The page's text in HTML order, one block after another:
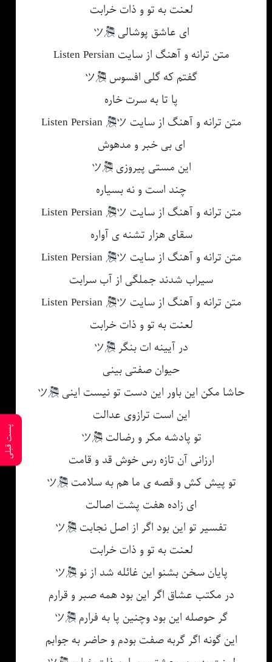
پست قبلی
لعنت به تو و ذات خرابت
ای عاشق پوشالی 🎘ツ
متن ترانه و آهنگ از سایت Listen Persian
گفتم که گلی افسوس 🎘ツ
پا تا به سرت خاره
متن ترانه و آهنگ از سایت Listen Persian 🎘ツ
ای بی خبر و مدهوش
این مستی پیروزی 🎘ツ
چند است و نه بسیاره
متن ترانه و آهنگ از سایت Listen Persian 🎘ツ
سقای هزار تشنه ی آواره
متن ترانه و آهنگ از سایت Listen Persian 🎘ツ
سیراب شدند جملگی از آب سرابت
متن ترانه و آهنگ از سایت Listen Persian 🎘ツ
لعنت به تو و ذات خرابت
در آیینه ات بنگر 🎘ツ
حیوان صفتی بینی
حاشا مکن این باور این دست تو نیست اینی 🎘ツ
این است ترازوی عدالت
تو پادشه مکر و رضالت 🎘ツ
ارزانی آن تازه رس خوش قد و قامت
تو پیش کش و قصه ی ما هم به سلامت 🎘ツ
ای زاده هفت پشت اصالت
تفسیر تو این بود اگر از اصل نجابت 🎘ツ
لعنت به تو و ذات خرابت
پایان سخن بشنو این غائله شد از نو 🎘ツ
در مکتب عشاق اگر این بود همه صبر و قرارم
گر حوصله این بود وچنین پا به فرارم 🎘ツ
این گونه اگر گربه صفت بودم و حاضر به جوابم